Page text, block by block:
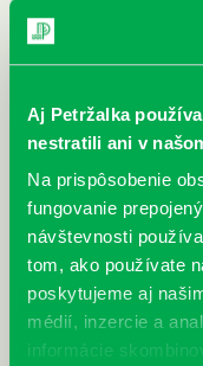
Aj Petržalka
nestratili ani v
Na prispôsobenie
fungovanie
návštevnosti
tom, ako používate
poskytujeme aj
médií, inzercie a
informácie